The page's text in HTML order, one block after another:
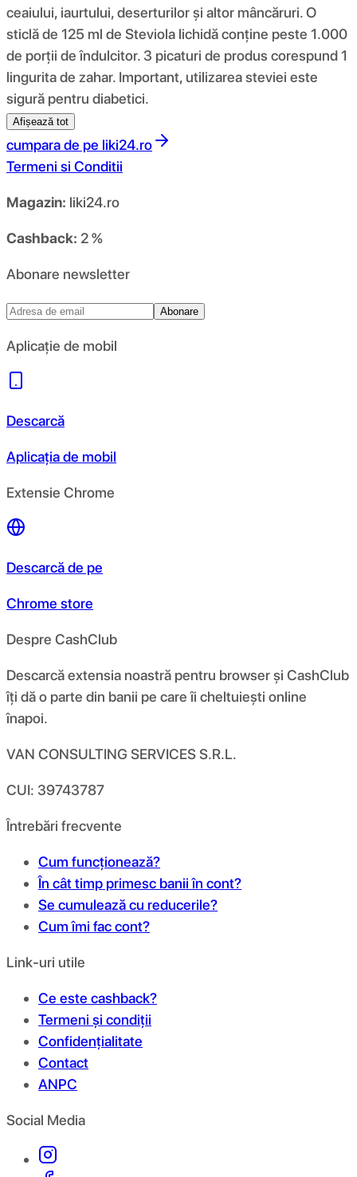
ceaiului, iaurtului, deserturilor și altor mâncăruri. O
sticlă de 125 ml de Steviola lichidă conține peste 1.000
de porții de îndulcitor. 3 picaturi de produs corespund 1
lingurita de zahar. Important, utilizarea steviei este
sigură pentru diabetici.
Afișează tot
cumpara de pe liki24.ro
Termeni si Conditii
Magazin: liki24.ro
Cashback: 2 %
Abonare newsletter
Abonare
Aplicație de mobil
Descarcă
Aplicația de mobil
Extensie Chrome
Descarcă de pe
Chrome store
Despre CashClub
Descarcă extensia noastră pentru browser și CashClub
îți dă o parte din banii pe care îi cheltuiești online
înapoi.
VAN CONSULTING SERVICES S.R.L.
CUI: 39743787
Întrebări frecvente
Cum funcționează?
În cât timp primesc banii în cont?
Se cumulează cu reducerile?
Cum îmi fac cont?
Link-uri utile
Ce este cashback?
Termeni și condiții
Confidențialitate
Contact
ANPC
Social Media